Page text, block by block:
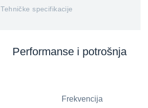
Tehničke specifikacije
Performanse i potrošnja
Frekvencija